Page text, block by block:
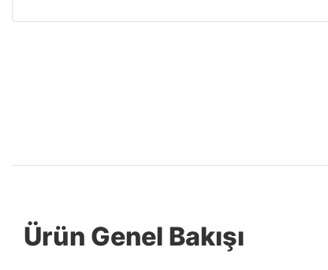
Ürün Genel Bakışı